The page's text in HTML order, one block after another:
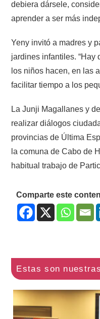
debiera dársele,
aprender a ser más
Yeny invitó a madres y
jardines infantiles. “Hay
los niños hacen, en las
facilitar tiempo a los
La Junji Magallanes y
realizar diálogos
provincias de Última
la comuna de Cabo de
habitual trabajo de
Comparte este